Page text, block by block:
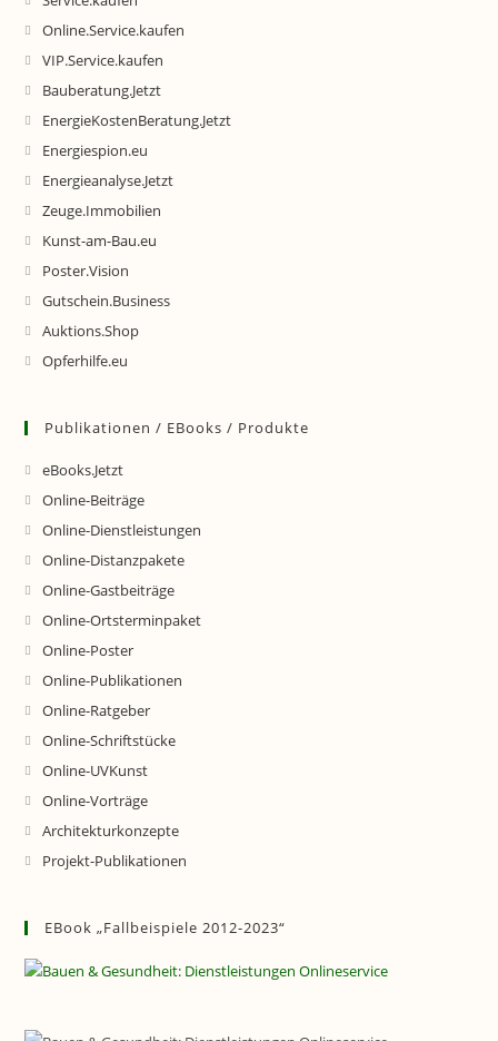
Online.Service.kaufen
VIP.Service.kaufen
Bauberatung.Jetzt
EnergieKostenBeratung.Jetzt
Energiespion.eu
Energieanalyse.Jetzt
Zeuge.Immobilien
Kunst-am-Bau.eu
Poster.Vision
Gutschein.Business
Auktions.Shop
Opferhilfe.eu
Publikationen / EBooks / Produkte
eBooks.Jetzt
Online-Beiträge
Online-Dienstleistungen
Online-Distanzpakete
Online-Gastbeiträge
Online-Ortsterminpaket
Online-Poster
Online-Publikationen
Online-Ratgeber
Online-Schriftstücke
Online-UVKunst
Online-Vorträge
Architekturkonzepte
Projekt-Publikationen
EBook „Fallbeispiele 2012-2023“